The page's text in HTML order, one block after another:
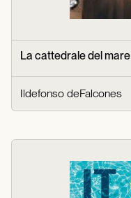
La cattedrale del mare
Ildefonso deFalcones